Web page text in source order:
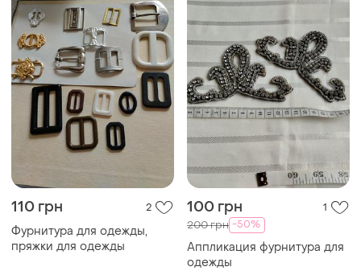
110 грн 2
Фурнитура для одежды,
пряжки для одежды
100 грн 1
200 грн -50%
Аппликация фурнитура для
одежды